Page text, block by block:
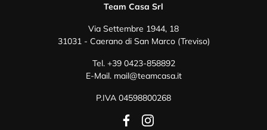
Team Casa Srl
Via Settembre 1944, 18
31031 - Caerano di San Marco (Treviso)
Tel. +39 0423-858892
E-Mail. mail@teamcasa.it
P.IVA 04598800268